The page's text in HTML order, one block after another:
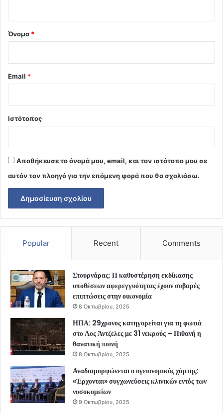
Όνομα *
Email *
Ιστότοπος
Αποθήκευσε το όνομά μου, email, και τον ιστότοπο μου σε
αυτόν τον πλοηγό για την επόμενη φορά που θα σχολιάσω.
Popular Recent Comments
Στουρνάρας: Η καθυστέρηση εκδίκασης
υποθέσεων αφερεγγυότητας έχουν σοβαρές
επιπτώσεις στην οικονομία
8 Οκτωβρίου, 2025
ΗΠΑ: 29χρονος κατηγορείται για τη φωτιά
στο Λος Άντζελες με 31 νεκρούς – Πιθανή η
θανατική ποινή
8 Οκτωβρίου, 2025
Αναδιαμορφώνεται ο υγειονομικός χάρτης:
«Έρχονται» συγχωνεύσεις κλινικών εντός των
νοσοκομείων
9 Οκτωβρίου, 2025